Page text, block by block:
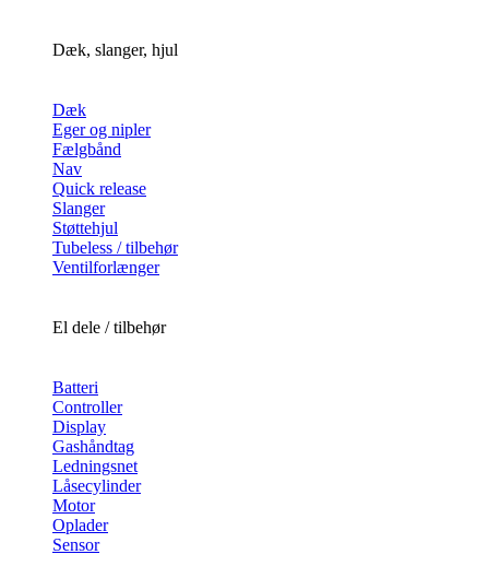
Dæk, slanger, hjul
Dæk
Eger og nipler
Fælgbånd
Nav
Quick release
Slanger
Støttehjul
Tubeless / tilbehør
Ventilforlænger
El dele / tilbehør
Batteri
Controller
Display
Gashåndtag
Ledningsnet
Låsecylinder
Motor
Oplader
Sensor